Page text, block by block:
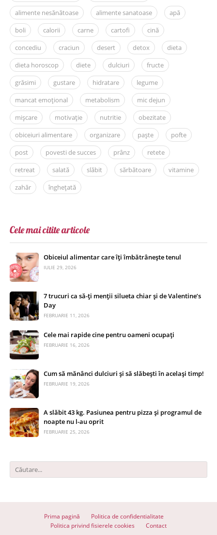
alimente nesănătoase
alimente sanatoase
apă
boli
calorii carne cartofi
cină
concediu
craciun desert detox
dieta
dieta horoscop
diete dulciuri
fructe
grăsimi
gustare hidratare
legume
mancat emoțional
metabolism
mic dejun
mișcare
motivație nutritie
obezitate
obiceiuri alimentare
organizare paște
pofte
post
povesti de succes prânz
retete
retreat
salată slăbit sărbătoare
vitamine
zahăr
înghețată
Cele mai citite articole
Obiceiul alimentar care îți îmbătrânește tenul
IULIE 29, 2026
7 trucuri ca să-ți menții silueta chiar și de Valentine’s
Day
FEBRUARIE 11, 2026
Cele mai rapide cine pentru oameni ocupați
FEBRUARIE 16, 2026
Cum să mănânci dulciuri și să slăbești în același timp!
FEBRUARIE 19, 2026
A slăbit 43 kg. Pasiunea pentru pizza și programul de
noapte nu l-au oprit
FEBRUARIE 25, 2026
Prima pagină
Politica de confidentialitate
Politica privind fisierele cookies
Contact